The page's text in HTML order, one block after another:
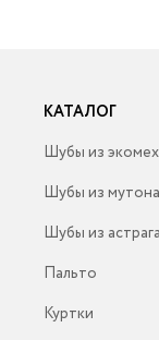
КАТАЛОГ
Шубы из
Шубы из мутона
Шубы из
Пальто
Куртки